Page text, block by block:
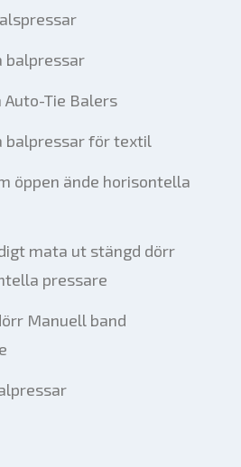
balpressar
Auto-Tie Balers
balpressar för textil
öppen ände horisontella
mata ut stängd dörr
pressare
Manuell band